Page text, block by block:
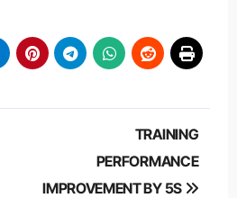
TRAINING
PERFORMANCE
IMPROVEMENT BY 5S